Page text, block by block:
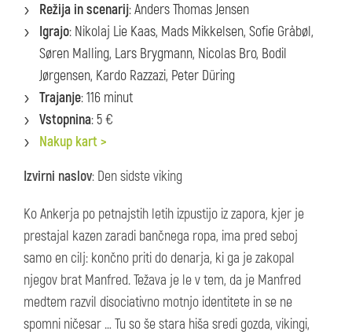
Režija in scenarij: Anders Thomas Jensen
Igrajo: Nikolaj Lie Kaas, Mads Mikkelsen, Sofie Gråbøl,
Søren Malling, Lars Brygmann, Nicolas Bro, Bodil
Jørgensen, Kardo Razzazi, Peter Düring
Trajanje: 116 minut
Vstopnina: 5 €
Nakup kart >
Izvirni naslov: Den sidste viking
Ko Ankerja po petnajstih letih izpustijo iz zapora, kjer je
prestajal kazen zaradi bančnega ropa, ima pred seboj
samo en cilj: končno priti do denarja, ki ga je zakopal
njegov brat Manfred. Težava je le v tem, da je Manfred
medtem razvil disociativno motnjo identitete in se ne
spomni ničesar … Tu so še stara hiša sredi gozda, vikingi,